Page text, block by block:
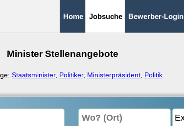
Home Jobsuche Bewerber-Login
Minister Stellenangebote
Staatsminister, Politiker, Ministerpräsident Politik